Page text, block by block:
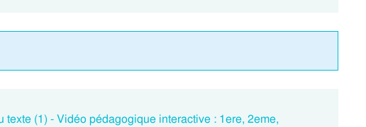
texte (1) - Vidéo pédagogique interactive : 1ere, 2eme,